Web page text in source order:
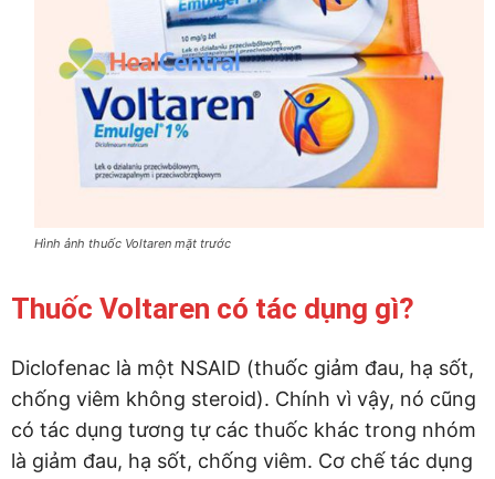
Hình ảnh thuốc Voltaren mặt trước
Thuốc Voltaren có tác dụng gì?
Diclofenac là một NSAID (thuốc giảm đau, hạ sốt,
chống viêm không steroid). Chính vì vậy, nó cũng
có tác dụng tương tự các thuốc khác trong nhóm
là giảm đau, hạ sốt, chống viêm. Cơ chế tác dụng